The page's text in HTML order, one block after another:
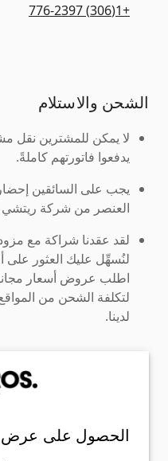
+1(306) 776-2397
الشحن والاستلام
لا يمكن للمشترين نقل
يدفعوا فاتورتهم كاملةً.
يجب على السائقين
العنصر من شركة ريتشي
لقد عقدنا شراكة مع
لنُسهِّل عليك العثور على
اطلب عروض أسعار
لتكلفة الشحن من
لدينا.
الحصول على عرض